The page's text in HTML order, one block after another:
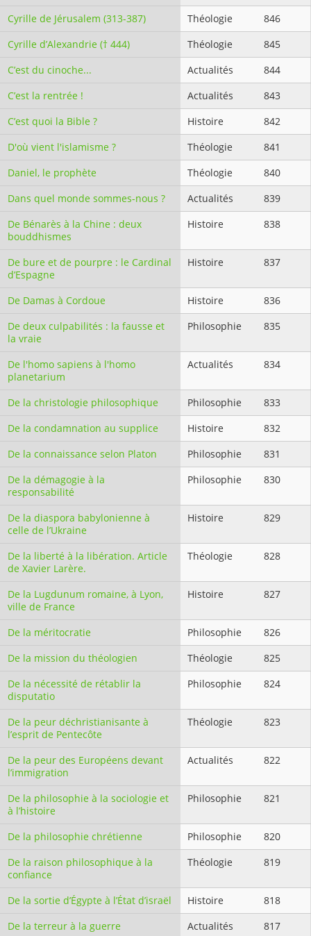
Cyrille de Jérusalem (313-387)
Théologie
846
Cyrille d’Alexandrie († 444)
Théologie
845
C’est du cinoche...
Actualités
844
C’est la rentrée !
Actualités
843
C’est quoi la Bible ?
Histoire
842
D'où vient l'islamisme ?
Théologie
841
Daniel, le prophète
Théologie
840
Dans quel monde sommes-nous ?
Actualités
839
De Bénarès à la Chine : deux
bouddhismes
Histoire 838
De bure et de pourpre : le Cardinal
d’Espagne
Histoire 837
De Damas à Cordoue Histoire
836
De deux culpabilités : la fausse et
la vraie
Philosophie 835
De l'homo sapiens à l'homo
planetarium
Actualités 834
De la christologie philosophique Philosophie
833
De la condamnation au supplice
Histoire
832
De la connaissance selon Platon
Philosophie
831
De la démagogie à la
responsabilité
Philosophie 830
De la diaspora babylonienne à
celle de l’Ukraine
Histoire 829
De la liberté à la libération. Article
de Xavier Larère.
Théologie 828
De la Lugdunum romaine, à Lyon,
ville de France
Histoire 827
De la méritocratie Philosophie
826
De la mission du théologien
Théologie
825
De la nécessité de rétablir la
disputatio
Philosophie 824
De la peur déchristianisante à
l’esprit de Pentecôte
Théologie 823
De la peur des Européens devant
l’immigration
Actualités 822
De la philosophie à la sociologie et
à l’histoire
Philosophie 821
De la philosophie chrétienne Philosophie
820
De la raison philosophique à la
confiance
Théologie 819
De la sortie d’Égypte à l’État d’israël Histoire
818
De la terreur à la guerre
Actualités
817